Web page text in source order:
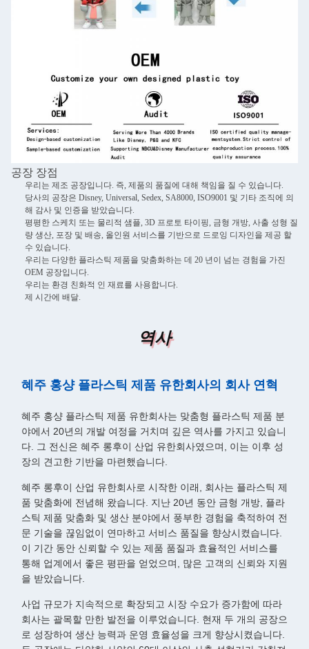
메시지를 남겨주세요
곧 다시 연락 드리겠습니다!
공장 장점
우리는 제조 공장입니다. 즉, 제품의 품질에 대해 책임을 질 수 있습니다.
당사의 공장은 Disney, Universal, Sedex, SA8000, ISO9001 및 기타 조직에 의
해 감사 및 인증을 받았습니다.
평평한 스케치 또는 물리적 샘플, 3D 프로토 타이핑, 금형 개방, 사출 성형 질
량 생산, 포장 및 배송, 올인원 서비스를 기반으로 드로잉 디자인을 제공 할
수 있습니다.
우리는 다양한 플라스틱 제품을 맞춤화하는 데 20 년이 넘는 경험을 가진
OEM 공장입니다.
우리는 환경 친화적 인 재료를 사용합니다.
제 시간에 배달.
역사
혜주 홍샹 플라스틱 제품 유한회사의 회사 연혁
혜주 홍샹 플라스틱 제품 유한회사는 맞춤형 플라스틱 제품 분
야에서 20년의 개발 여정을 거치며 깊은 역사를 가지고 있습니
다. 그 전신은 혜주 롱후이 산업 유한회사였으며, 이는 이후 성
장의 견고한 기반을 마련했습니다.
혜주 롱후이 산업 유한회사로 시작한 이래, 회사는 플라스틱 제
품 맞춤화에 전념해 왔습니다. 지난 20년 동안 금형 개방, 플라
스틱 제품 맞춤화 및 생산 분야에서 풍부한 경험을 축적하여 전
문 기술을 끊임없이 연마하고 서비스 품질을 향상시켰습니다.
이 기간 동안 신뢰할 수 있는 제품 품질과 효율적인 서비스를
통해 업계에서 좋은 평판을 얻었으며, 많은 고객의 신뢰와 지원
을 받았습니다.
사업 규모가 지속적으로 확장되고 시장 수요가 증가함에 따라
회사는 괄목할 만한 발전을 이루었습니다. 현재 두 개의 공장으
로 성장하여 생산 능력과 운영 효율성을 크게 향상시켰습니다.